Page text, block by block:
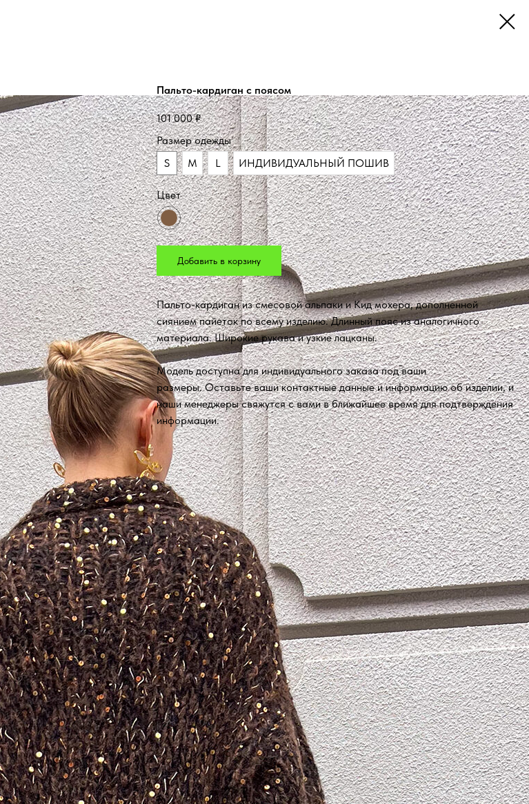
Пальто-кардиган с поясом
101 000 ₽
Размер одежды
S
M L ИНДИВИДУАЛЬНЫЙ ПОШИВ
Цвет
Добавить в корзину
Пальто-кардиган из смесовой альпаки и Кид мохера, дополненной
сиянием пайеток по всему изделию. Длинный пояс из аналогичного
материала. Широкие рукава и узкие лацканы.
Модель доступна для индивидуального заказа под ваши
размеры. Оставьте ваши контактные данные и информацию об изделии, и
наши менеджеры свяжутся с вами в ближайшее время для подтверждения
информации.